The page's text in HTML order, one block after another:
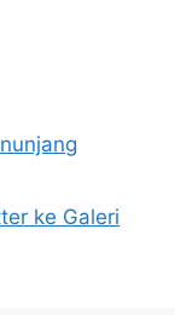
ke Galeri